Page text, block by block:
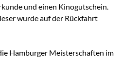
und einen Kinogutschein.
wurde auf der Rückfahrt
Hamburger Meisterschaften im